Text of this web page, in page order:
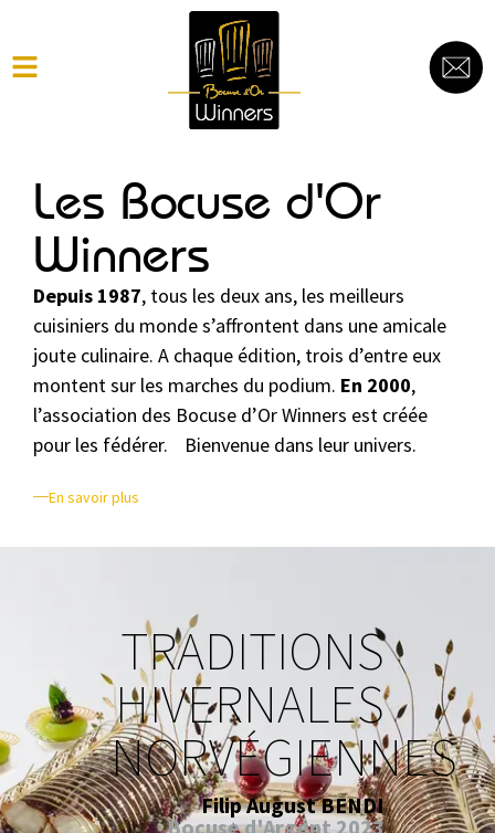
Les Bocuse d'Or
Winners
Depuis 1987, tous les deux ans, les meilleurs
cuisiniers du monde s’affrontent dans une amicale
joute culinaire. A chaque édition, trois d’entre eux
montent sur les marches du podium. En 2000,
l’association des Bocuse d’Or Winners est créée
pour les fédérer. Bienvenue dans leur univers.
En savoir plus
TRADITIONS
HIVERNALES
NORVÉGIENNES
Filip August BENDI
Bocuse d'Argent 2023